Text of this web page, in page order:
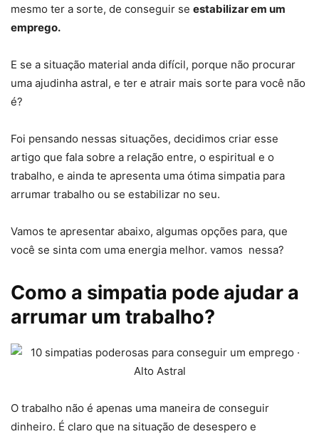
mesmo ter a sorte, de conseguir se estabilizar em um
emprego.
E se a situação material anda difícil, porque não procurar
uma ajudinha astral, e ter e atrair mais sorte para você não
é?
Foi pensando nessas situações, decidimos criar esse
artigo que fala sobre a relação entre, o espiritual e o
trabalho, e ainda te apresenta uma ótima simpatia para
arrumar trabalho ou se estabilizar no seu.
Vamos te apresentar abaixo, algumas opções para, que
você se sinta com uma energia melhor. vamos nessa?
Como a simpatia pode ajudar a
arrumar um trabalho?
O trabalho não é apenas uma maneira de conseguir
dinheiro. É claro que na situação de desespero e